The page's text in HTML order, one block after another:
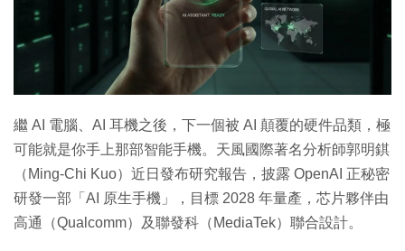
繼 AI 電腦、AI 耳機之後，下一個被 AI 顛覆的硬件品類，極
可能就是你手上那部智能手機。天風國際著名分析師郭明錤
（Ming-Chi Kuo）近日發布研究報告，披露 OpenAI 正秘密
研發一部「AI 原生手機」，目標 2028 年量產，芯片夥伴由
高通（Qualcomm）及聯發科（MediaTek）聯合設計。